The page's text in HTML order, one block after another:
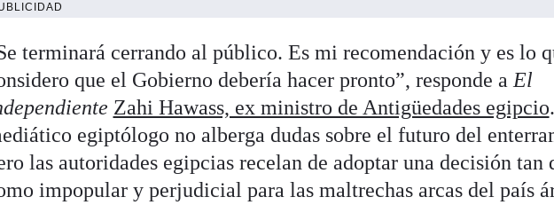
terminará cerrando al público. Es mi recomendación y es lo
que el Gobierno debería hacer pronto”, responde aEl
Zahi Hawass, ex ministro de Antigüedades egipcio
egiptólogo no alberga dudas sobre el futuro del
las autoridades egipcias recelan de adoptar una decisión tan
impopular y perjudicial para las maltrechas arcas del país